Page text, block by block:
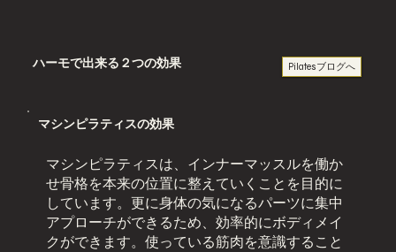
ハーモで出来る２つの効果
マシンピラティスは、インナーマッスルを働か
せ骨格を本来の位置に整えていくことを目的に
しています。更に身体の気になるパーツに集中
アプローチができるため、効率的にボディメイ
クができます。使っている筋肉を意識すること
マシンピラティスの効果
Pilatesブログへ